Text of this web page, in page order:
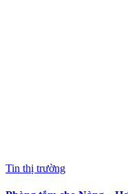
Tin thị trường